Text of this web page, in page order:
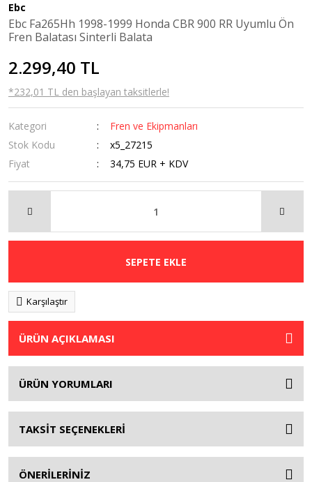
Ebc
Ebc Fa265Hh 1998-1999 Honda CBR 900 RR Uyumlu Ön
Fren Balatası Sinterli Balata
2.299,40 TL
*232,01 TL den başlayan taksitlerle!
Kategori
Fren ve Ekipmanları
Stok Kodu
x5_27215
Fiyat
34,75 EUR + KDV
SEPETE EKLE
Karşılaştır
ÜRÜN AÇIKLAMASI
ÜRÜN YORUMLARI
TAKSİT SEÇENEKLERİ
ÖNERİLERİNİZ